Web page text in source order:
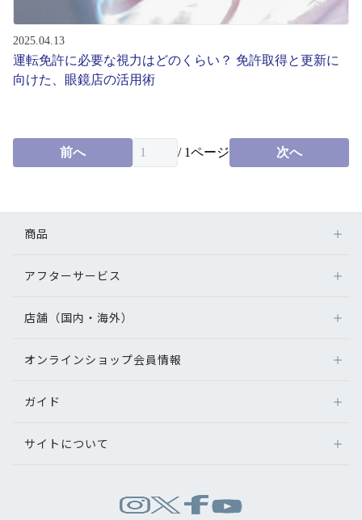
2025.04.13
運転免許に必要な視力はどのくらい？ 免許取得と更新に
向けた、眼鏡店の活用術
前へ / 1ページ 次へ
商品
メガネ
サングラス
補聴器
グッズ・小物
アフターサービス
アフターサービス
メガネの不具合、修理について
補聴器に関するアフターサービス
店舗（国内・海外）
店舗検索
オンラインショップ会員情報
ログイン
ガイド
オンラインショップご利用ガイド
サイトについて